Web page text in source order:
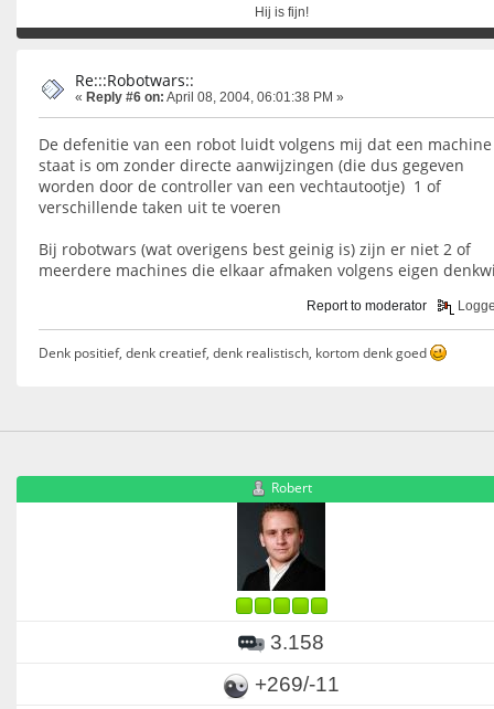
Hij is fijn!
Re:::Robotwars::
« Reply #6 on: April 08, 2004, 06:01:38 PM »
De defenitie van een robot luidt volgens mij dat een
staat is om zonder directe aanwijzingen (die dus gegeven
worden door de controller van een vechtautootje) 1 of
verschillende taken uit te voeren
Bij robotwars (wat overigens best geinig is) zijn er niet 2 of
meerdere machines die elkaar afmaken volgens eigen
Report to moderator
Denk positief, denk creatief, denk realistisch, kortom denk goed
Robert
3.158
+269/-11